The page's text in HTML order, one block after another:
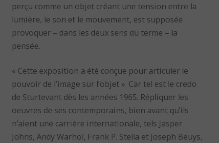
perçu comme un objet créant une tension entre la
lumière, le son et le mouvement, est supposée
provoquer – dans les deux sens du terme – la
pensée.
« Cette exposition a été conçue pour articuler le
pouvoir de l’image sur l’objet ». Car tel est le credo
de Sturtevant dès les années 1965. Répliquer les
oeuvres de ses contemporains, bien avant qu’ils
n’aient une carrière internationale, tels Jasper
Johns, Andy Warhol, Frank P. Stella et Joseph Beuys,